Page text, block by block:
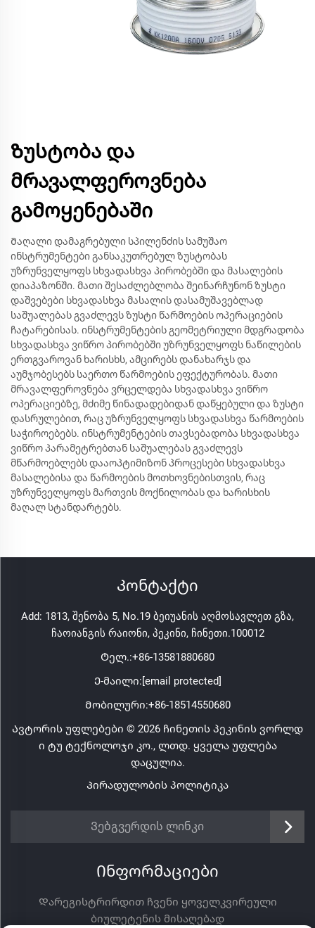
Ზუსტობა და
მრავალფეროვნება
გამოყენებაში
Მაღალი დამაგრებული სპილენძის სამუშაო
ინსტრუმენტები განსაკუთრებულ ზუსტობას
უზრუნველყოფს სხვადასხვა პირობებში და მასალების
დიაპაზონში. მათი შესაძლებლობა შეინარჩუნონ ზუსტი
დაშვებები სხვადასხვა მასალის დასამუშავებლად
საშუალებას გვაძლევს ზუსტი წარმოების ოპერაციების
ჩატარებისას. ინსტრუმენტების გეომეტრიული მდგრადობა
სხვადასხვა ვიწრო პირობებში უზრუნველყოფს ნაწილების
ერთგვაროვან ხარისხს, ამცირებს დანახარჯს და
აუმჯობესებს საერთო წარმოების ეფექტურობას. მათი
მრავალფეროვნება ვრცელდება სხვადასხვა ვიწრო
ოპერაციებზე, მძიმე წინადადებიდან დაწყებული და ზუსტი
დასრულებით, რაც უზრუნველყოფს სხვადასხვა წარმოების
საჭიროებებს. ინსტრუმენტების თავსებადობა სხვადასხვა
ვიწრო პარამეტრებთან საშუალებას გვაძლევს
მწარმოებლებს დააოპტიმიზონ პროცესები სხვადასხვა
მასალებისა და წარმოების მოთხოვნებისთვის, რაც
უზრუნველყოფს მართვის მოქნილობას და ხარისხის
მაღალ სტანდარტებს.
Კონტაქტი
Add: 1813, შენობა 5, No.19 ბეიუანის აღმოსავლეთ გზა,
ჩაოიანგის რაიონი, პეკინი, ჩინეთი.100012
Ტელ.:+86-13581880680
Ე-მაილი:[email protected]
Მობილური:+86-18514550680
Ავტორის უფლებები © 2026 ჩინეთის პეკინის ვორლდ
ი ტუ ტექნოლოჯი კო., ლთდ. ყველა უფლება
დაცულია.
Პირადულობის პოლიტიკა
Ვებგვერდის ლინკი
Ინფორმაციები
Დარეგისტრირდით ჩვენი ყოველკვირეული
ბიულეტენის მისაღებად